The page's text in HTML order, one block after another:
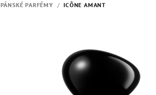
PÁNSKÉ PARFÉMY / ICÔNE AMANT